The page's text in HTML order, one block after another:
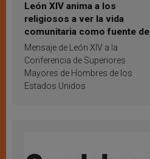
León XIV anima a los
religiosos a ver la vida
comunitaria como fuente de
inspiración y santificación
Mensaje de León XIV a la
Conferencia de Superiores
Mayores de Hombres de los
Estados Unidos